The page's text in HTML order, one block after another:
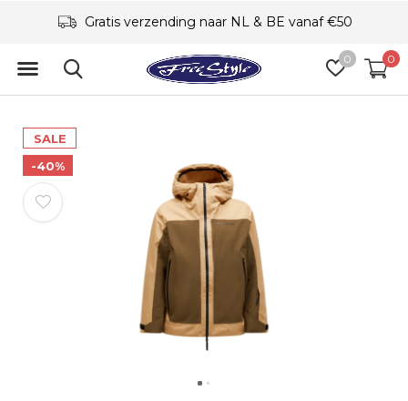
0 0
Gratis verzending naar NL & BE vanaf €50
SALE
-40%